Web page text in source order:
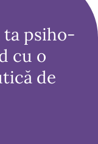
ta psiho-
cu o
de